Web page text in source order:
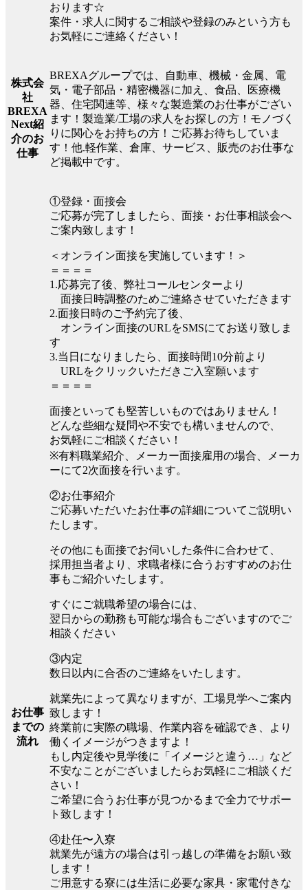
おります☆
案件・求人に関するご相談や登録のみという方も
お気軽にご連絡ください！
株式会
社
BREXA
Next紹
介のお
仕事
BREXAグループでは、自動車、機械・金属、電
気・電子部品・精密機器に加え、食品、医療機
器、住宅関連等、様々な製造業のお仕事がござい
ます！製造業/工場の求人をお探しの方！モノづく
りに関心をお持ちの方！ご応募お待ちしていま
す！他.軽作業、倉庫、サービス、販売のお仕事な
ど掲載中です。
お仕事
までの
流れ
①登録・面接会
ご応募が完了しましたら、面接・お仕事相談会へ
ご案内致します！
＜オンライン面接を実施しています！＞
＝＝＝＝
1.応募完了後、弊社コールセンターより
面接日時調整のためご連絡させていただきます
2.面接日時のご予約完了後、
オンライン面接のURLをSMSにてお送り致しま
す
3.当日になりましたら、面接時間10分前より
URLをクリックいただきご入室願います
＝＝＝＝
面接といっても堅苦しいものではありません！
どんな些細な疑問や不安でも構いませんので、
お気軽にご相談ください！
※有料職業紹介、メーカー面接雇用の場合、メーカ
ーにて2次面接を行います。
②お仕事紹介
ご応募いただいたお仕事の詳細についてご説明い
たします。
その他にも面接でお伺いした条件に合わせて、
採用担当者より、求職者様に合うおすすめのお仕
事もご紹介いたします。
すぐにご就職希望の場合には、
翌日からの勤務も可能な場合もございますのでご
相談ください
③内定
数日以内に合否のご連絡をいたします。
就業先によって異なりますが、工場見学へご案内
致します！
終業前に実際の職場、作業内容を確認でき、より
働くイメージがつきますよ！
もし内定後や見学後に「イメージと違う…」など
不安なことがございましたらお気軽にご相談くだ
さい！
ご希望に合うお仕事が見つかるまで全力でサポー
ト致します！
④赴任〜入寮
就業先が遠方の場合は引っ越しの準備をお願い致
します！
ご用意する寮には生活に必要な家具・家電付きな